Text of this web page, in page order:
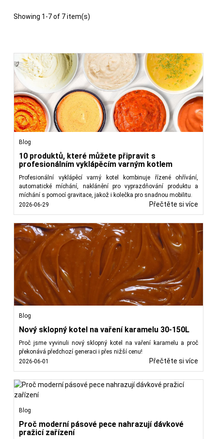
Showing 1-7 of 7 item(s)
Blog
10 produktů, které můžete připravit s
profesionálním vyklápěcím varným kotlem
Profesionální vyklápěcí varný kotel kombinuje řízené ohřívání,
automatické míchání, naklánění pro vyprazdňování produktu a
míchání s pomocí gravitace, jakož i kolečka pro snadnou mobilitu.
2026-06-29
Přečtěte si více
Blog
Nový sklopný kotel na vaření karamelu 30-150L
Proč jsme vyvinuli nový sklopný kotel na vaření karamelu a proč
překonává předchozí generaci i přes nižší cenu!
2026-06-01
Přečtěte si více
Blog
Proč moderní pásové pece nahrazují dávkové
pražicí zařízení